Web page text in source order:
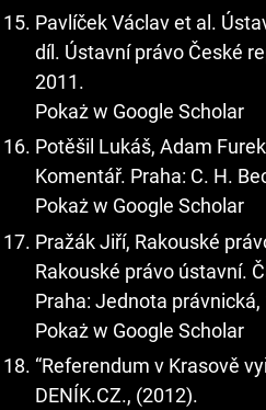
Pavlíček Václav et al.
díl. Ústavní právo České
2011.
Pokaż w Google Scholar
Potěšil Lukáš, Adam
Komentář. Praha: C. H.
Pokaż w Google Scholar
Pražák Jiří, Rakouské
Rakouské právo ústavní.
Praha: Jednota právnická,
Pokaż w Google Scholar
“Referendum v Krasově
DENÍK.CZ., (2012).